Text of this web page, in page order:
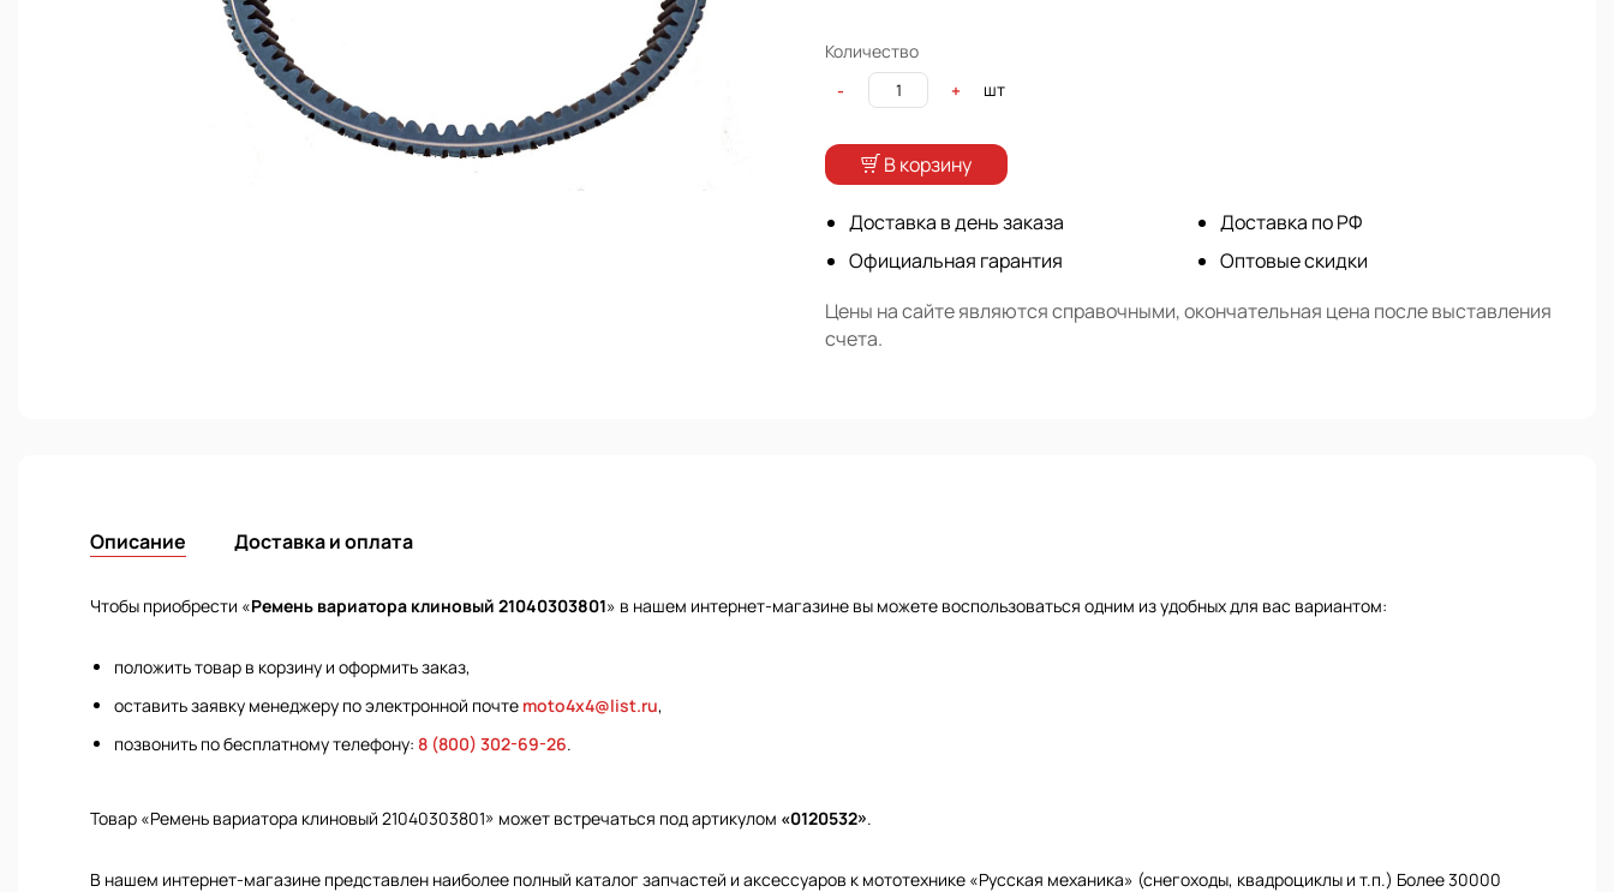
Количество
-
+ шт
В корзину
Доставка в день заказа
Официальная гарантия
Доставка по РФ
Оптовые скидки
Цены на сайте являются справочными, окончательная цена после выставления
счета.
Описание Доставка и оплата
Чтобы приобрести «Ремень вариатора клиновый 21040303801» в нашем интернет-магазине вы можете воспользоваться одним из удобных для вас вариантом:
положить товар в корзину и оформить заказ,
оставить заявку менеджеру по электронной почте moto4x4@list.ru,
позвонить по бесплатному телефону: 8 (800) 302-69-26.
Товар «Ремень вариатора клиновый 21040303801» может встречаться под артикулом «0120532».
В нашем интернет-магазине представлен наиболее полный каталог запчастей и аксессуаров к мототехнике «Русская механика» (снегоходы, квадроциклы и т.п.) Более 30000